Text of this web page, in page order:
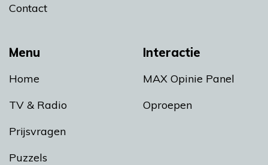
Menu
Home
TV & Radio
Prijsvragen
Puzzels
Interactie
MAX Opinie Panel
Oproepen
Contact